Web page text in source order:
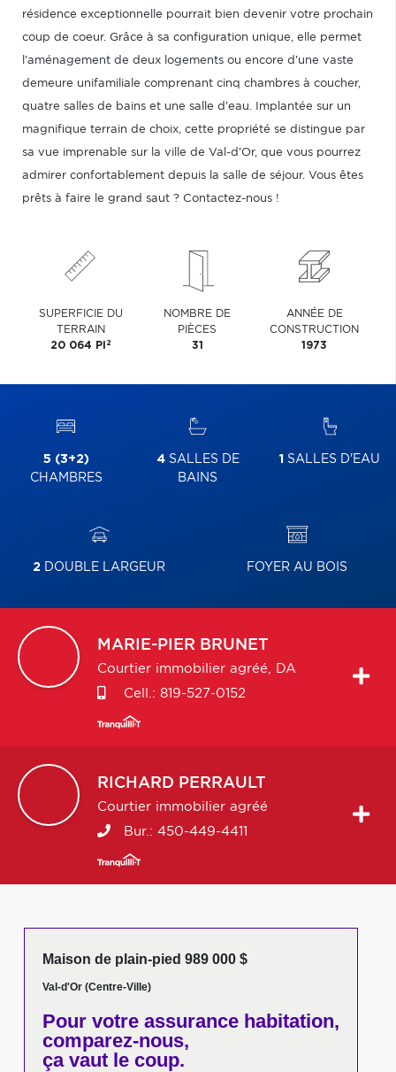
résidence exceptionnelle pourrait bien devenir votre prochain
coup de coeur. Grâce à sa configuration unique, elle permet
l'aménagement de deux logements ou encore d'une vaste
demeure unifamiliale comprenant cinq chambres à coucher,
quatre salles de bains et une salle d'eau. Implantée sur un
magnifique terrain de choix, cette propriété se distingue par
sa vue imprenable sur la ville de Val-d'Or, que vous pourrez
admirer confortablement depuis la salle de séjour. Vous êtes
prêts à faire le grand saut ? Contactez-nous !
SUPERFICIE DU
TERRAIN
20 064 PI 2
NOMBRE DE
PIÈCES
31
ANNÉE DE
CONSTRUCTION
1973
5 (3+2)
CHAMBRES
4SALLES DE
BAINS
1 SALLES D'EAU
2 DOUBLE LARGEUR FOYER AU BOIS
MARIE-PIER BRUNET
Courtier immobilier agréé, DA
Cell.: 819-527-0152
RICHARD PERRAULT
Courtier immobilier agréé
Bur.: 450-449-4411
Maison de plain-pied 989 000 $
Val-d'Or (Centre-Ville)
Pour votreassurance habitation,
comparez-nous,
ça vaut le coup.